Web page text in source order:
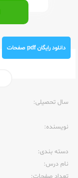
دانلود رایگان pdf صفحات
سال تحصیلی:‌
نویسنده:‌
دسته بندی:
نام درس: